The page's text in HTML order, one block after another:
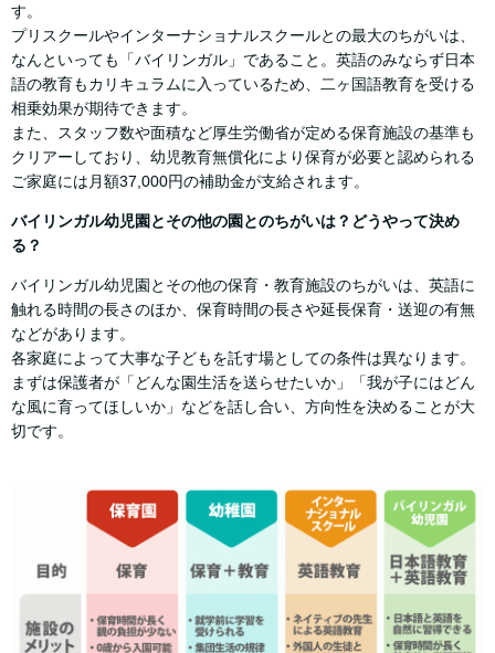
す。
プリスクールやインターナショナルスクールとの最大のちがいは、
なんといっても「バイリンガル」であること。英語のみならず日本
語の教育もカリキュラムに入っているため、二ヶ国語教育を受ける
相乗効果が期待できます。
また、スタッフ数や面積など厚生労働省が定める保育施設の基準も
クリアーしており、幼児教育無償化により保育が必要と認められる
ご家庭には月額37,000円の補助金が支給されます。
バイリンガル幼児園とその他の園とのちがいは？どうやって決め
る？
バイリンガル幼児園とその他の保育・教育施設のちがいは、英語に
触れる時間の長さのほか、保育時間の長さや延長保育・送迎の有無
などがあります。
各家庭によって大事な子どもを託す場としての条件は異なります。
まずは保護者が「どんな園生活を送らせたいか」「我が子にはどん
な風に育ってほしいか」などを話し合い、方向性を決めることが大
切です。